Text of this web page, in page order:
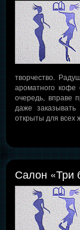
творчество.
ароматного кофе
очередь, вправе
даже
открыты для всех
Салон «Три